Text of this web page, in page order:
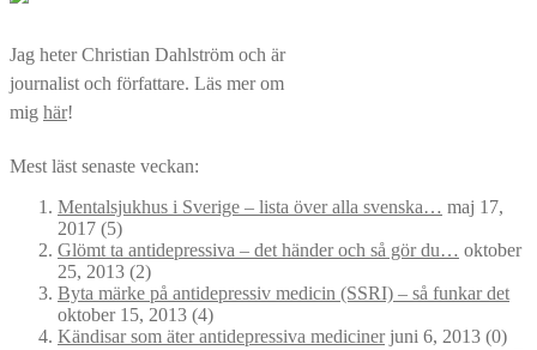
Jag heter Christian Dahlström och är
journalist och författare. Läs mer om
mig här!
Mest läst senaste veckan:
Mentalsjukhus i Sverige – lista över alla svenska… maj 17,
2017 (5)
Glömt ta antidepressiva – det händer och så gör du… oktober
25, 2013 (2)
Byta märke på antidepressiv medicin (SSRI) – så funkar det
oktober 15, 2013 (4)
Kändisar som äter antidepressiva medicinerjuni 6, 2013 (0)